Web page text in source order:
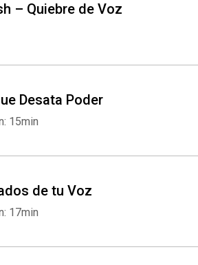
– Quiebre de Voz
Desata Poder
15min
de tu Voz
17min